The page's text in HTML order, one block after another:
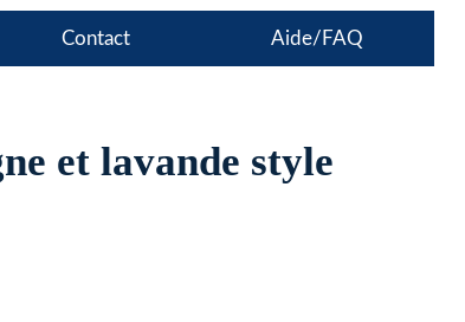
Contact Aide/FAQ
et lavande style